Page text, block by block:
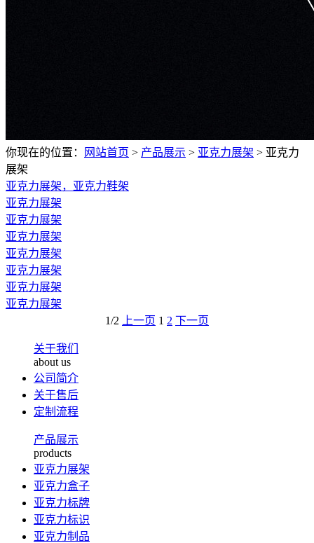
你现在的位置： 网站首页 > 产品展示 > 亚克力展架 > 亚克力
展架
亚克力展架，亚克力鞋架
亚克力展架
亚克力展架
亚克力展架
亚克力展架
亚克力展架
亚克力展架
亚克力展架
1/2
上一页 1 2 下一页
关于我们
about us
公司简介
关于售后
定制流程
产品展示
products
亚克力展架
亚克力盒子
亚克力标牌
亚克力标识
亚克力制品